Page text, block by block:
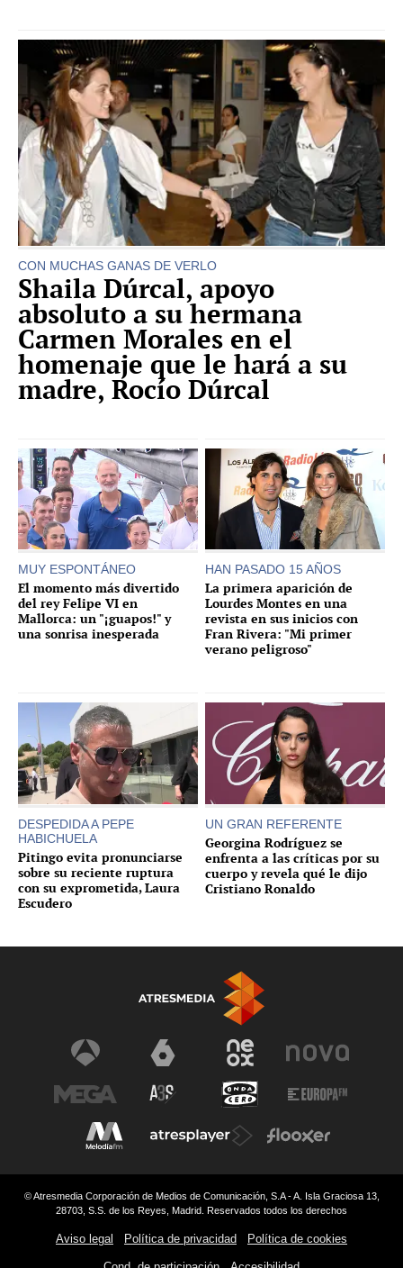
CON MUCHAS GANAS DE VERLO
Shaila Dúrcal, apoyo
absoluto a su hermana
Carmen Morales en el
homenaje que le hará a su
madre, Rocío Dúrcal
MUY ESPONTÁNEO
El momento más divertido
del rey Felipe VI en
Mallorca: un "¡guapos!" y
una sonrisa inesperada
HAN PASADO 15 AÑOS
La primera aparición de
Lourdes Montes en una
revista en sus inicios con
Fran Rivera: "Mi primer
verano peligroso"
DESPEDIDA A PEPE
HABICHUELA
Pitingo evita pronunciarse
sobre su reciente ruptura
con su exprometida, Laura
Escudero
UN GRAN REFERENTE
Georgina Rodríguez se
enfrenta a las críticas por su
cuerpo y revela qué le dijo
Cristiano Ronaldo
© Atresmedia Corporación de Medios de Comunicación, S.A - A. Isla Graciosa 13,
28703, S.S. de los Reyes, Madrid. Reservados todos los derechos
Aviso legal Política de privacidad Política de cookies